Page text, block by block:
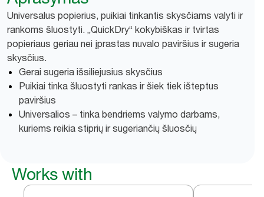
Universalus popierius, puikiai tinkantis skysčiams valyti ir
rankoms šluostyti. „QuickDry“ kokybiškas ir tvirtas
popieriaus geriau nei įprastas nuvalo paviršius ir sugeria
skysčius.
Gerai sugeria išsiliejusius skysčius
Puikiai tinka šluostyti rankas ir šiek tiek išteptus
paviršius
Universalios – tinka bendriems valymo darbams,
kuriems reikia stiprių ir sugeriančių šluosčių
Works with